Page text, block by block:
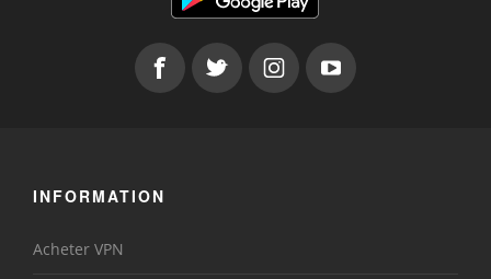
INFORMATION
Acheter VPN